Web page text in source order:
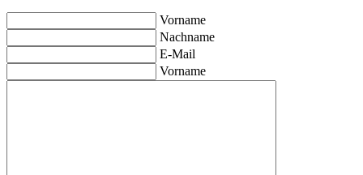
Vorname
Nachname
E-Mail
Vorname